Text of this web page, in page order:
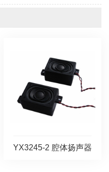
YX3245-2 腔体扬声器